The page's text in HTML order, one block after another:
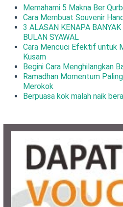
Memahami 5 Makna Ber
Cara Membuat Souvenir
3 ALASAN KENAPA
BULAN SYAWAL
Cara Mencuci Efektif untuk
Kusam
Begini Cara Menghilangkan
Ramadhan Momentum
Merokok
Berpuasa kok malah naik